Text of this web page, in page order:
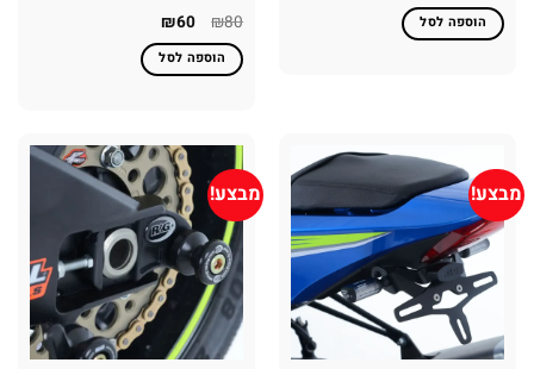
היה:
₪360.
הוא:
₪288. הוספה לסל
₪80 המחיר
היה:
₪80.
₪60 המחיר
הוא:
₪60.הוספה לסל
מבצע! מבצע!